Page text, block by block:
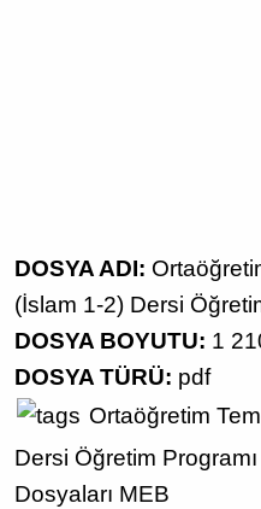
DOSYA ADI:
(İslam 1-2) Dersi
DOSYA BOYUTU: 1
DOSYA TÜRÜ: pdf
Ortaöğretim
Dersi Öğretim Programı
Dosyaları MEB